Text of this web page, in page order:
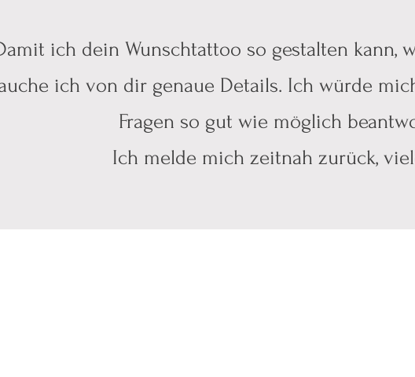
ich dein Wunschtattoo so gestalten kann,
ich von dir genaue Details. Ich würde
Fragen so gut wie möglich
Ich melde mich zeitnah zurück,